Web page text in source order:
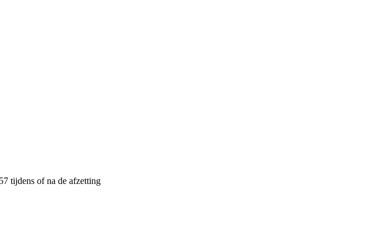
tijdens of na de afzetting